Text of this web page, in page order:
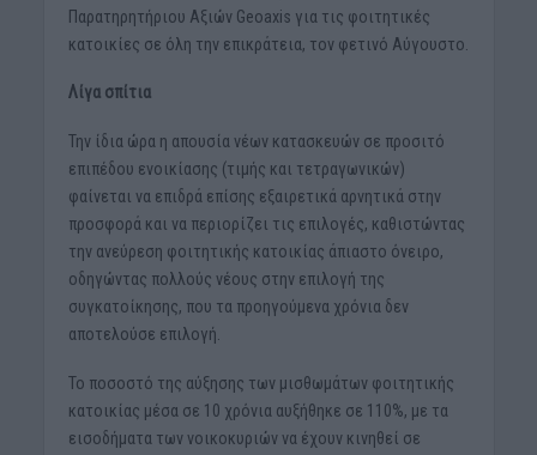
Παρατηρητήριου Αξιών Geoaxis για τις φοιτητικές
κατοικίες σε όλη την επικράτεια, τον φετινό Αύγουστο.
Λίγα σπίτια
Την ίδια ώρα η απουσία νέων κατασκευών σε προσιτό
επιπέδου ενοικίασης (τιμής και τετραγωνικών)
φαίνεται να επιδρά επίσης εξαιρετικά αρνητικά στην
προσφορά και να περιορίζει τις επιλογές, καθιστώντας
την ανεύρεση φοιτητικής κατοικίας άπιαστο όνειρο,
οδηγώντας πολλούς νέους στην επιλογή της
συγκατοίκησης, που τα προηγούμενα χρόνια δεν
αποτελούσε επιλογή.
Το ποσοστό της αύξησης των μισθωμάτων φοιτητικής
κατοικίας μέσα σε 10 χρόνια αυξήθηκε σε 110%, με τα
εισοδήματα των νοικοκυριών να έχουν κινηθεί σε